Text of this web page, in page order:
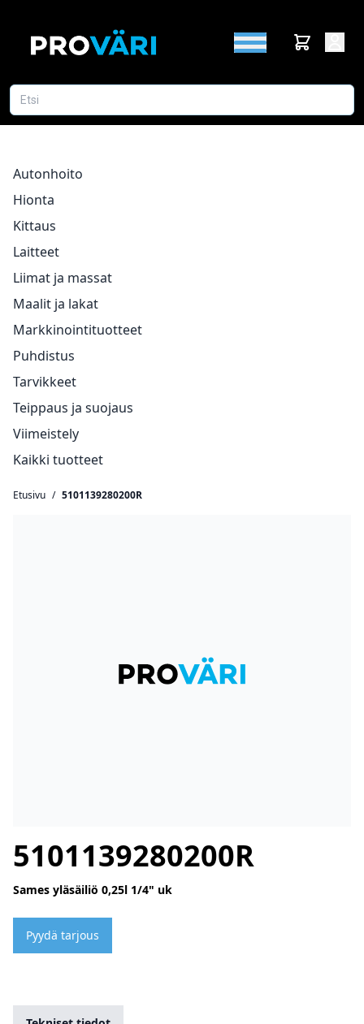
Autonhoito
Hionta
Kittaus
Laitteet
Liimat ja massat
Maalit ja lakat
Markkinointituotteet
Puhdistus
Tarvikkeet
Teippaus ja suojaus
Viimeistely
Kaikki tuotteet
Etusivu / 5101139280200R
5101139280200R
Sames yläsäiliö 0,25l 1/4" uk
Pyydä tarjous